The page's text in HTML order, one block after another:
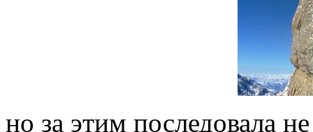
но за этим последовала